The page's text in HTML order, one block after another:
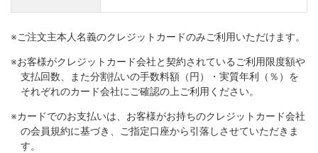
※ご注文主本人名義のクレジットカードのみご利用いただけます。​
※お客様がクレジットカード会社と契約されているご利用限度額や
支払回数、また分割払いの手数料額（円）・実質年利（％）を
それぞれのカード会社にご確認の上ご利用ください。
※カードでのお支払いは、お客様がお持ちのクレジットカード会社
の会員規約に基づき、ご指定口座から引落しさせていただきま
す。